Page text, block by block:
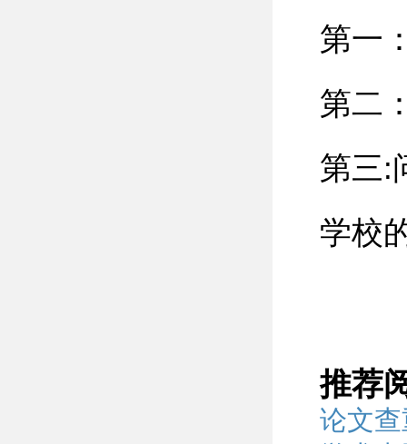
第一
第二
第三:
学校
推荐
论文